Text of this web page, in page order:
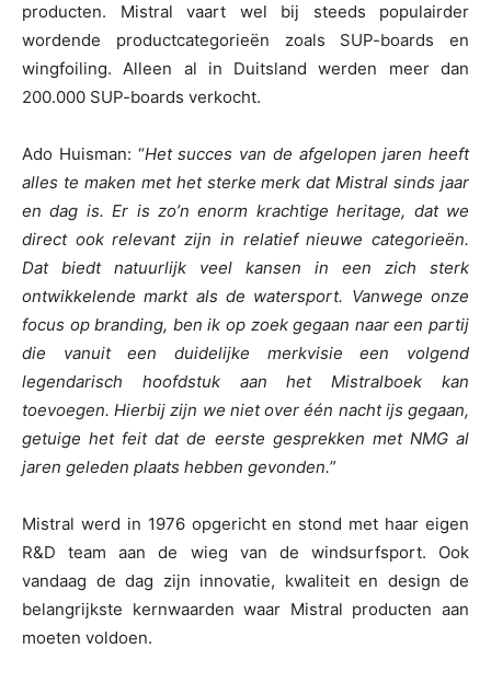
producten. Mistral vaart wel bij steeds populairder
wordende productcategorieën zoals SUP-boards en
wingfoiling. Alleen al in Duitsland werden meer dan
200.000 SUP-boards verkocht.
Ado Huisman: “Het succes van de afgelopen jaren heeft
alles te maken met het sterke merk dat Mistral sinds jaar
en dag is. Er is zo’n enorm krachtige heritage, dat we
direct ook relevant zijn in relatief nieuwe categorieën.
Dat biedt natuurlijk veel kansen in een zich sterk
ontwikkelende markt als de watersport. Vanwege onze
focus op branding, ben ik op zoek gegaan naar een partij
die vanuit een duidelijke merkvisie een volgend
legendarisch hoofdstuk aan het Mistralboek kan
toevoegen. Hierbij zijn we niet over één nacht ijs gegaan,
getuige het feit dat de eerste gesprekken met NMG al
jaren geleden plaats hebben gevonden.”
Mistral werd in 1976 opgericht en stond met haar eigen
R&D team aan de wieg van de windsurfsport. Ook
vandaag de dag zijn innovatie, kwaliteit en design de
belangrijkste kernwaarden waar Mistral producten aan
moeten voldoen.